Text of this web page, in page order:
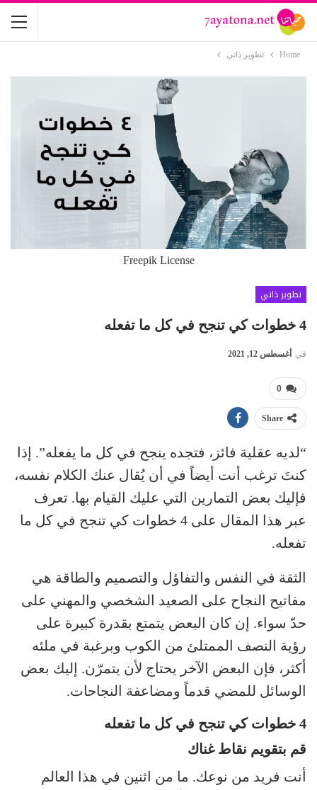
Home تطوير ذاتي
Freepik License
تطوير ذاتي
4 خطوات كي تنجح في كل ما تفعله
في أغسطس 12, 2021
0
Share
“لديه عقلية فائز، فتجده ينجح في كل ما يفعله”. إذا
كنتَ ترغب أنت أيضاً في أن يُقال عنك الكلام نفسه،
فإليك بعض التمارين التي عليك القيام بها. تعرف
عبر هذا المقال على 4 خطوات كي تنجح في كل ما
تفعله.
الثقة في النفس والتفاؤل والتصميم والطاقة هي
مفاتيح النجاح على الصعيد الشخصي والمهني على
حدّ سواء. إن كان البعض يتمتع بقدرة كبيرة على
رؤية النصف الممتلئ من الكوب وبرغبة في ملئه
أكثر، فإن البعض الآخر يحتاج لأن يتمرّن. إليك بعض
الوسائل للمضي قدماً ومضاعفة النجاحات.
4 خطوات كي تنجح في كل ما تفعله
قم بتقويم نقاط غناك
أنت فريد من نوعك. ما من اثنين في هذا العالم